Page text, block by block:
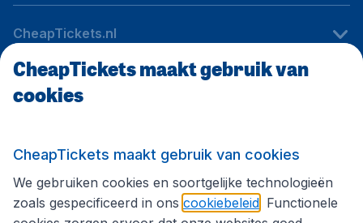
CheapTickets.nl
Internationale sites
Volg CheapTickets.nl
CheapTickets maakt gebruik van
cookies
CheapTickets maakt gebruik van cookies
We gebruiken cookies en soortgelijke technologieën
zoals gespecificeerd in ons cookiebeleid . Functionele